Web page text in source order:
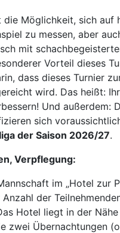
die Möglichkeit, sich auf
zu messen, aber
mit
Vorteil dieses
dass dieses Turnier
wird. Das heißt:
Und außerdem:
sich
der Saison 2026/27.
Verpflegung:
im „Hotel zur
der
Hotel liegt in der
zwei Übernachtungen